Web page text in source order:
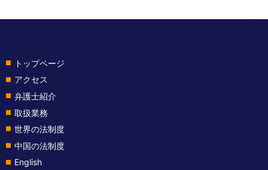
トップページ
アクセス
弁護士紹介
取扱業務
世界の法制度
中国の法制度
English